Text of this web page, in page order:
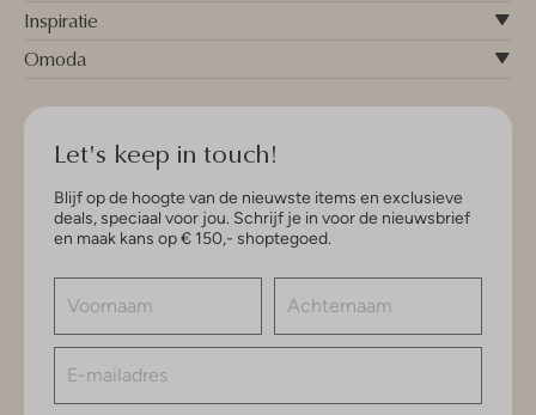
Inspiratie
Omoda
Let's keep in touch!
Blijf op de hoogte van de nieuwste items en exclusieve
deals, speciaal voor jou. Schrijf je in voor de nieuwsbrief
en maak kans op € 150,- shoptegoed.